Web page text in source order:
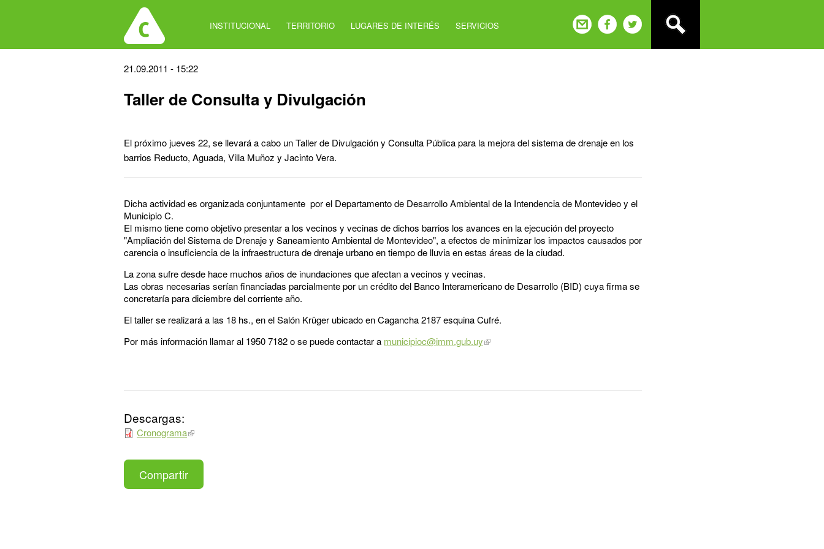
INSTITUCIONAL TERRITORIO LUGARES DE INTERÉS SERVICIOS
Back
top
21.09.2011 - 15:22
Taller de Consulta y Divulgación
El próximo jueves 22, se llevará a cabo un Taller de Divulgación y Consulta Pública para la mejora del sistema de drenaje en los
barrios Reducto, Aguada, Villa Muñoz y Jacinto Vera.
Dicha actividad es organizada conjuntamente por el Departamento de Desarrollo Ambiental de la Intendencia de Montevideo y el
Municipio C.
El mismo tiene como objetivo presentar a los vecinos y vecinas de dichos barrios los avances en la ejecución del proyecto
"Ampliación del Sistema de Drenaje y Saneamiento Ambiental de Montevideo", a efectos de minimizar los impactos causados por
carencia o insuficiencia de la infraestructura de drenaje urbano en tiempo de lluvia en estas áreas de la ciudad.
La zona sufre desde hace muchos años de inundaciones que afectan a vecinos y vecinas.
Las obras necesarias serían financiadas parcialmente por un crédito del Banco Interamericano de Desarrollo (BID) cuya firma se
concretaría para diciembre del corriente año.
El taller se realizará a las 18 hs., en el Salón Krüger ubicado en Cagancha 2187 esquina Cufré.
Por más información llamar al 1950 7182 o se puede contactar a municipioc@imm.gub.uy
Descargas:
Cronograma
Compartir